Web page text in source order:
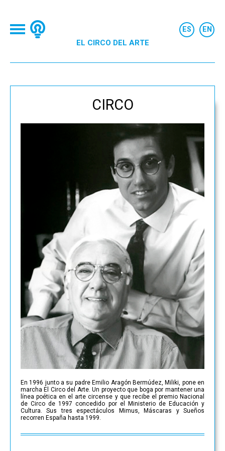
EL CIRCO DEL ARTE
CIRCO
En 1996 junto a su padre Emilio Aragón Bermúdez, Miliki, pone en
marcha El Circo del Arte. Un proyecto que boga por mantener una
línea poética en el arte circense y que recibe el premio Nacional
de Circo de 1997 concedido por el Ministerio de Educación y
Cultura. Sus tres espectáculos Mimus, Máscaras y Sueños
recorren España hasta 1999.